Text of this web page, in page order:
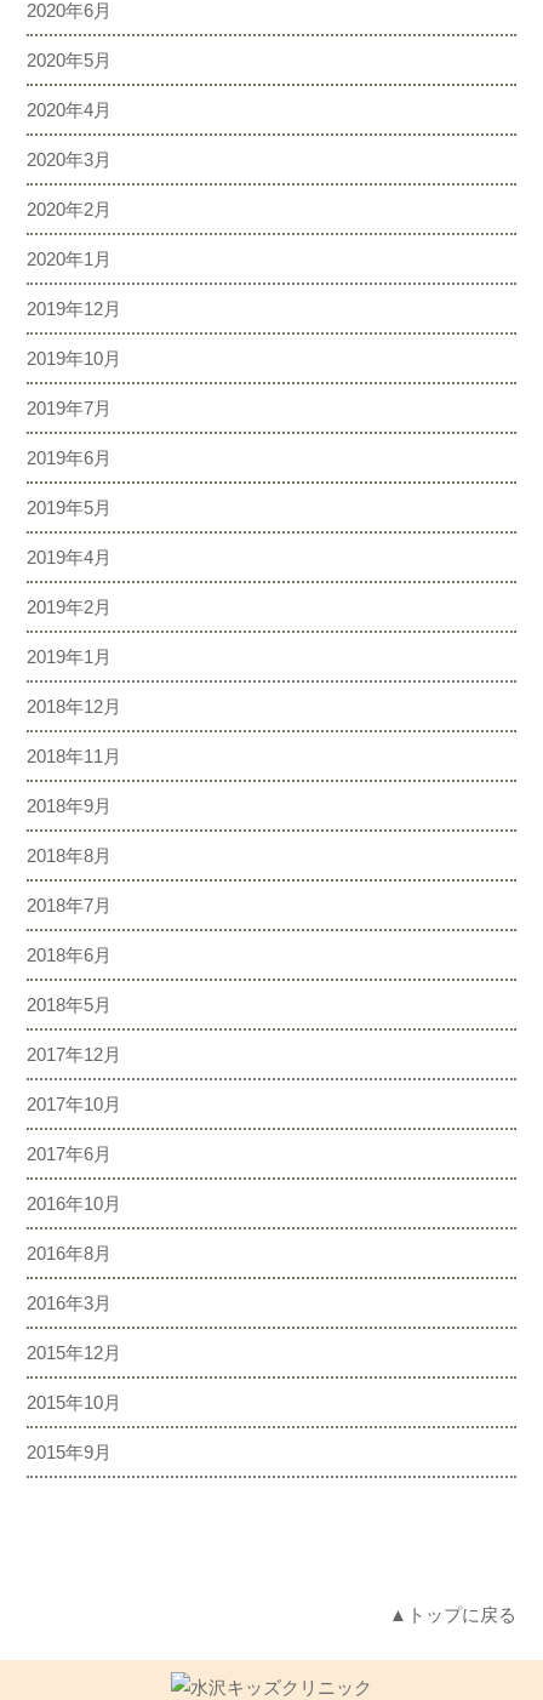
2020年6月
2020年5月
2020年4月
2020年3月
2020年2月
2020年1月
2019年12月
2019年10月
2019年7月
2019年6月
2019年5月
2019年4月
2019年2月
2019年1月
2018年12月
2018年11月
2018年9月
2018年8月
2018年7月
2018年6月
2018年5月
2017年12月
2017年10月
2017年6月
2016年10月
2016年8月
2016年3月
2015年12月
2015年10月
2015年9月
▲トップに戻る